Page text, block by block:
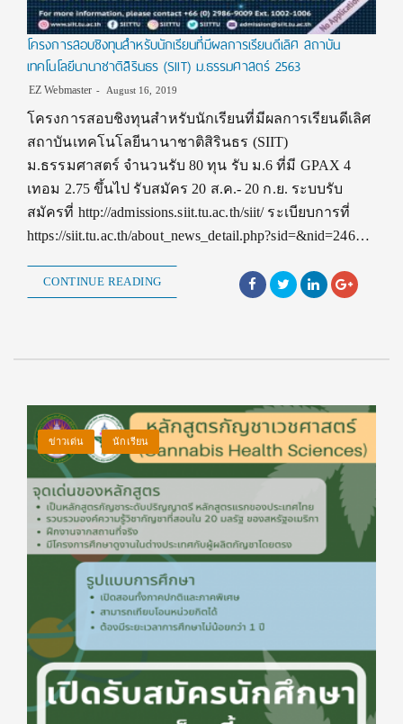
โครงการสอบชิงทุนสำหรับนักเรียนที่มีผลการเรียนดีเลิศ สถาบัน
เทคโนโลยีนานาชาติสิรินธร (SIIT) ม.ธรรมศาสตร์ 2563
EZ Webmaster August 16, 2019
โครงการสอบชิงทุนสำหรับนักเรียนที่มีผลการเรียนดีเลิศ
สถาบันเทคโนโลยีนานาชาติสิรินธร (SIIT)
ม.ธรรมศาสตร์ จำนวนรับ 80 ทุน รับ ม.6 ที่มี GPAX 4
เทอม 2.75 ขึ้นไป รับสมัคร 20 ส.ค.- 20 ก.ย. ระบบรับ
สมัครที่ http://admissions.siit.tu.ac.th/siit/ ระเบียบการที่
https://siit.tu.ac.th/about_news_detail.php?sid=&nid=246…
CONTINUE READING
ข่าวเด่น นักเรียน